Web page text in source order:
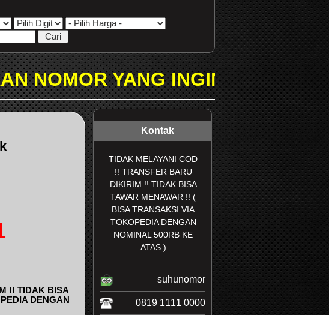
INGIN DICARI PADA KOLOM
!! TIDAK BISA
DENGAN
Kontak
TIDAK MELAYANI COD
!! TRANSFER BARU
DIKIRIM !! TIDAK BISA
TAWAR MENAWAR !! (
BISA TRANSAKSI VIA
TOKOPEDIA DENGAN
NOMINAL 500RB KE
ATAS )
suhunomor
0819 1111 0000